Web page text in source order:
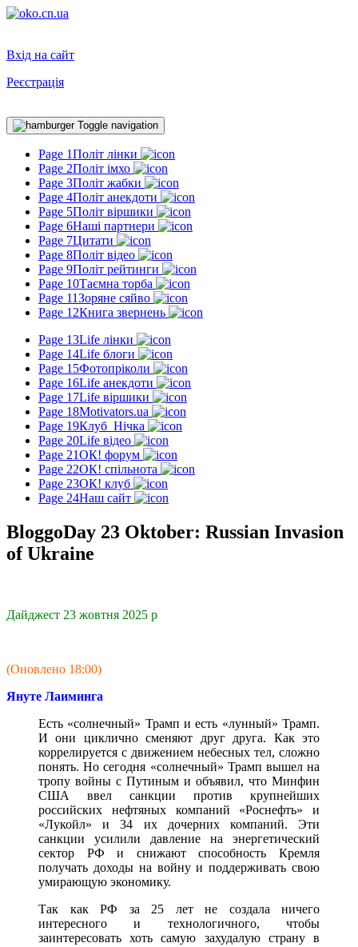
Вхід на сайт
Реєстрація
Toggle navigation
Page 1Політ лінки
Page 2Політ імхо
Page 3Політ жабки
Page 4Політ анекдоти
Page 5Політ віршики
Page 6Наші партнери
Page 7Цитати
Page 8Політ відео
Page 9Політ рейтинги
Page 10Таємна торба
Page 11Зоряне сяйво
Page 12Книга звернень
Page 13Life лінки
Page 14Life блоги
Page 15Фотопріколи
Page 16Life анекдоти
Page 17Life віршики
Page 18Motivators.ua
Page 19Клуб_Нічка
Page 20Life відео
Page 21ОК! форум
Page 22ОК! спільнота
Page 23ОК! клуб
Page 24Наш сайт
BloggoDay 23 Oktober: Russian Invasion
of Ukraine
Дайджест 23 жовтня 2025 р
(Оновлено 18:00)
Януте Лаиминга
Есть «солнечный» Трамп и есть «лунный» Трамп.
И они циклично сменяют друг друга. Как это
коррелируется с движением небесных тел, сложно
понять. Но сегодня «солнечный» Трамп вышел на
тропу войны с Путиным и объявил, что Минфин
США ввел санкции против крупнейших
российских нефтяных компаний «Роснефть» и
«Лукойл» и 34 их дочерних компаний. Эти
санкции усилили давление на энергетический
сектор РФ и снижают способность Кремля
получать доходы на войну и поддерживать свою
умирающую экономику.
Так как РФ за 25 лет не создала ничего
интересного и технологичного, чтобы
заинтересовать хоть самую захудалую страну в